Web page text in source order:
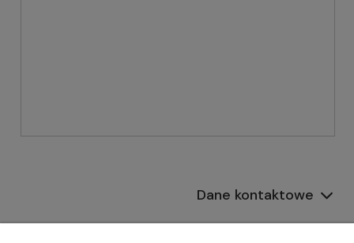
Dane kontaktowe
Informacje